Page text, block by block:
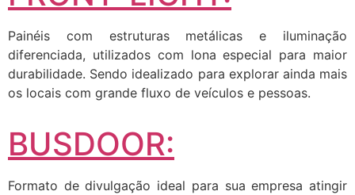
Painéis com estruturas metálicas e iluminação
diferenciada, utilizados com lona especial para maior
durabilidade. Sendo idealizado para explorar ainda mais
os locais com grande fluxo de veículos e pessoas.
BUSDOOR:
Formato de divulgação ideal para sua empresa atingir